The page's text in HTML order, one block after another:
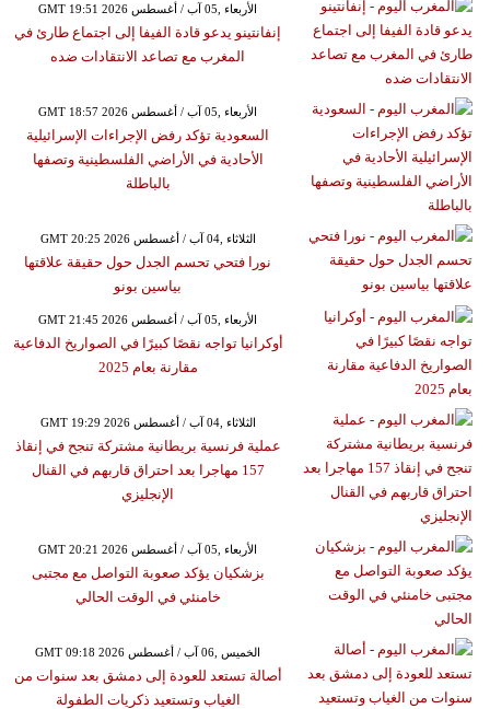
GMT 19:51 2026 الأربعاء ,05 آب / أغسطس
إنفانتينو يدعو قادة الفيفا إلى اجتماع طارئ في
المغرب مع تصاعد الانتقادات ضده
GMT 18:57 2026 الأربعاء ,05 آب / أغسطس
السعودية تؤكد رفض الإجراءات الإسرائيلية
الأحادية في الأراضي الفلسطينية وتصفها
بالباطلة
GMT 20:25 2026 الثلاثاء ,04 آب / أغسطس
نورا فتحي تحسم الجدل حول حقيقة علاقتها
بياسين بونو
GMT 21:45 2026 الأربعاء ,05 آب / أغسطس
أوكرانيا تواجه نقصًا كبيرًا في الصواريخ الدفاعية
مقارنة بعام 2025
GMT 19:29 2026 الثلاثاء ,04 آب / أغسطس
عملية فرنسية بريطانية مشتركة تنجح في إنقاذ
157 مهاجرا بعد احتراق قاربهم في القنال
الإنجليزي
GMT 20:21 2026 الأربعاء ,05 آب / أغسطس
بزشكيان يؤكد صعوبة التواصل مع مجتبى
خامنئي في الوقت الحالي
GMT 09:18 2026 الخميس ,06 آب / أغسطس
أصالة تستعد للعودة إلى دمشق بعد سنوات من
الغياب وتستعيد ذكريات الطفولة